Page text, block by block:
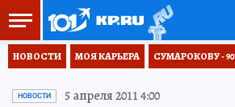
НОВОСТИ МОЯ КАРЬЕРА СУМАРОКОВУ - 90
НОВОСТИ 5 апреля 2011 4:00